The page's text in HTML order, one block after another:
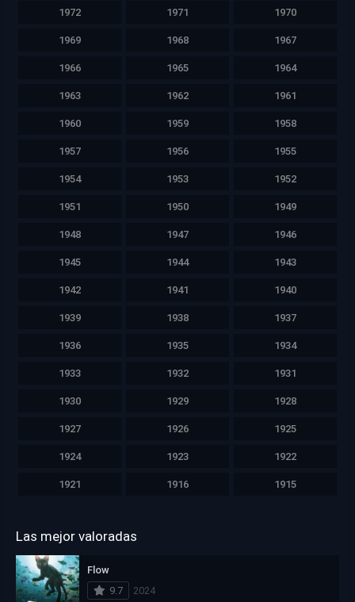
1972 1971 1970
1969 1968 1967
1966 1965 1964
1963 1962 1961
1960 1959 1958
1957 1956 1955
1954 1953 1952
1951 1950 1949
1948 1947 1946
1945 1944 1943
1942 1941 1940
1939 1938 1937
1936 1935 1934
1933 1932 1931
1930 1929 1928
1927 1926 1925
1924 1923 1922
1921 1916 1915
Las mejor valoradas
Flow
9.7
2024